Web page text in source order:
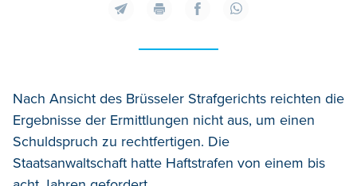
Nach Ansicht des Brüsseler Strafgerichts reichten die
Ergebnisse der Ermittlungen nicht aus, um einen
Schuldspruch zu rechtfertigen. Die
Staatsanwaltschaft hatte Haftstrafen von einem bis